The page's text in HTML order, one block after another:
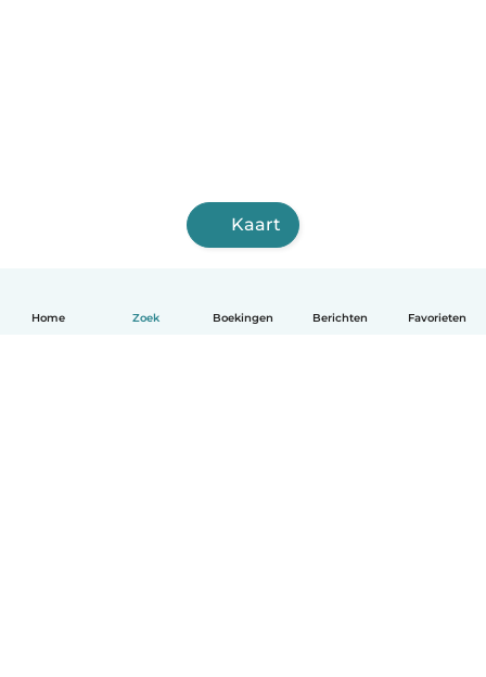
Home Zoek Boekingen Berichten Favorieten
Kaart